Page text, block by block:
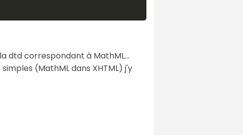
dtd correspondant à MathML...
(MathML dans XHTML) j'y